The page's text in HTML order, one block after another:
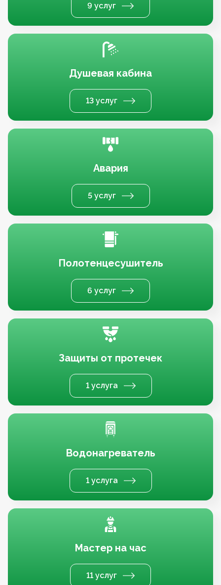
9 услуг
Душевая кабина
13 услуг
Авария
5 услуг
Полотенцесушитель
6 услуг
Защиты от протечек
1 услуга
Водонагреватель
1 услуга
Мастер на час
11 услуг